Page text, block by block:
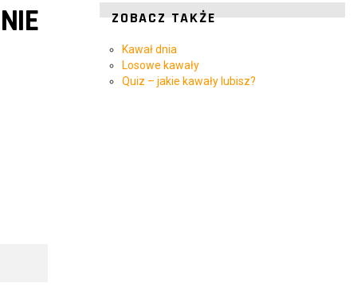
ZOBACZ TAKŻE
Kawał dnia
Losowe kawały
Quiz – jakie kawały lubisz?